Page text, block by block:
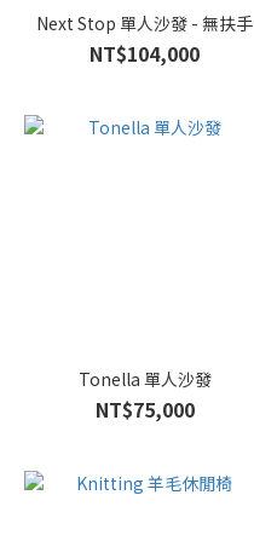
Next Stop 單人沙發 - 無扶手
NT$104,000
Tonella 單人沙發
NT$75,000